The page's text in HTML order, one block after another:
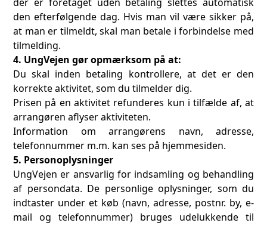
den efterfølgende dag. Hvis man vil være sikker på,
at man er tilmeldt, skal man betale i forbindelse med
tilmelding.
4. UngVejen gør opmærksom på at:
Du skal inden betaling kontrollere, at det er den
korrekte aktivitet, som du tilmelder dig.
Prisen på en aktivitet refunderes kun i tilfælde af, at
arrangøren aflyser aktiviteten.
Information om arrangørens navn, adresse,
telefonnummer m.m. kan ses på hjemmesiden.
5. Personoplysninger
UngVejen er ansvarlig for indsamling og behandling
af persondata. De personlige oplysninger, som du
indtaster under et køb (navn, adresse, postnr. by, e-
mail og telefonnummer) bruges udelukkende til